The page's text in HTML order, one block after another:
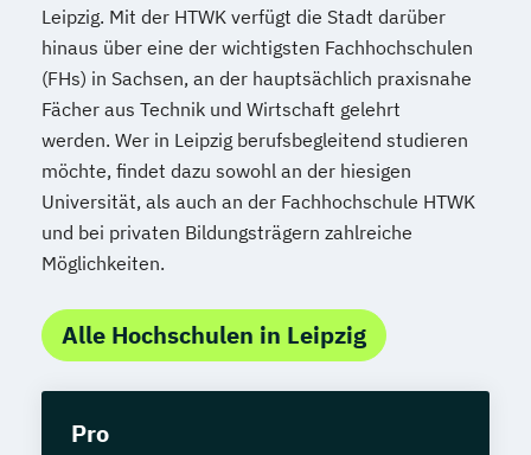
Leipzig. Mit der HTWK verfügt die Stadt darüber
hinaus über eine der wichtigsten Fachhochschulen
(FHs) in Sachsen, an der hauptsächlich praxisnahe
Fächer aus Technik und Wirtschaft gelehrt
werden. Wer in Leipzig berufsbegleitend studieren
möchte, findet dazu sowohl an der hiesigen
Universität, als auch an der Fachhochschule HTWK
und bei privaten Bildungsträgern zahlreiche
Möglichkeiten.
Alle Hochschulen in Leipzig
Pro